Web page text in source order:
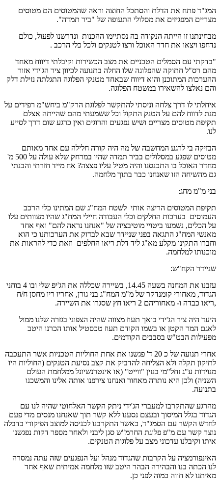
המג"ד פתח את הדלת והסתכל החוצה וראה שהמטוסים הם מטוסים
מצריים המפגיזים את מסלולי התעופה של "ביר תמדה".
מבחינתנו זו הייתה הנקודה בה נסתיימו ההכנות ונדרשנו לפעול, כולם
נדחפו ויצאו את חדר האוכל ורצו לטנקים ולכל כלי הרכב .
"בדקתי עם הסמלים הטכניים את מצב הכשירות וקיבלתי דיווח מאחד
מהם רס"ל חתוקה שהפלוגה שלו החלה בתנועה לכיוון ציר הג'ידי אזור
ההערכות המתוכנן והוא דיווח שבאחד מטנקי הפלוגה התגלתה נזילת דלק
והם נאלצו להשאירו במשטח הפלוגה.
איחלתי לו דרך צלחה וניסתי להתקשר לפלוגת הרק"מ ביחש"מ רפידים על
מנת לדווח להם על הטנק התקול וכל ששמעתי מהם שהייתה אצלם
תקיפת מטוסים מצריים ושיש נפגעים והרוגים ואין כרגע שום דרך לסייע
לנו.
הבזיקה בי לרגע המחשבה של מה היה קורה חלילה עם אחד מאותם
מטוסים שפגע במסלולים בביר תמדה שהיו במרחק שלא עולה על 500 מ'
מחדר האוכל בו התכנסנו והיה מטיל עליו פצצה? אח מייד חזרתי והבנתי
גם מהשיחה הזו שאנחנו כבר בתוך מלחמה.
בני מ"מ מחג:
תקיפת המטוסים הריצה אותי לשטח המח"ג שם המתינו כלי הרכב
העמוסים בערכות החלקים וכלי העבודה חיילי המח"ג שהיו מצוותים עלו
על הכלים, נשמעו ביטויי מוטיבציה של "אנחנו נראה להם" ואף אחד
מאנשי המח"ג התגאה בפני שניידר שבא לבדוק את הערכותנו כי הוא
וחברו התקינו מקלע מא"ג ליד דלת ריאו החלפים וזאת כדי להראות את
מוכנותו למלחמה.
שניידר הקח"ש:
עזבנו את המחנה בשעה 14.45, בשיירה שכללה את הג'יפ שלי ובו 4 בוחני
הגדוד, מאחורי קומנדקר של מ"מ המח"ג בני גורן, אחריו ריו מחסן ח/ח
,ריאו כבדה ו- מאחוריהם 2 ריאו חץ שסגרו את השיירה.
היעד היה ציר הג'ידי בואך תעוז מצווה שהיה הצפוני בגזרה שלנו ממול
לאגם המר הקטן או בשמו הקודם תעוז טכסטיל אותו הכרנו היטב
מפעילות הבט"ש בסבבים הקודמים.
אחרי תנועה של כ 20 ד' פגשנו את אחת החוליות הטכניות אשר התעכבה
לתיקון תקלה ולא הצליחה להדביק את קצב נסיעת הטנקים (החוליות היו
מנוידות ע"ג זחל"מי בנזין "ווייט" (או אינטרנשיונל ממלחמת העולם
השניה) ולכן היא נותרה מאחור ואנחנו צירפנו אותה אלינו והמשכנו
בתנועה.
מהרגע שהתקרבו למעברי הג'ידי ניתק הקשר האלחוטי שהיה לנו עם
הגדוד בגלל המיסוך ובעצם נסענו ללא קשר תוך שאנחנו מנסים מדי פעם
לחדש הקשר עם הסמג"ד, כאשר התקרבנו לכניסה למוצב הפיקודי בדבלה
נוצר קשר עם מ"פ פלוגת החרמ"ש סגן ליבני ולאחר מספר דקות נפגשנו
איתו וקיבלנו עדכוני מצב על פלוגות הטנקים.
האינפורמציה על הקרבות שהגדוד מנהל ועל הנפגעים שזה עתה נמסרה
לנו הכתה בנו והבהירה הבהר היטב שזו מלחמה אמיתית שאף אחד
מאיתנו לא חווה כמוה לפני כן.